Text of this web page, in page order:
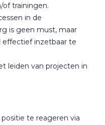
of trainingen.
in de
is geen must, maar
effectief inzetbaar te
leiden van projecten in
te reageren via